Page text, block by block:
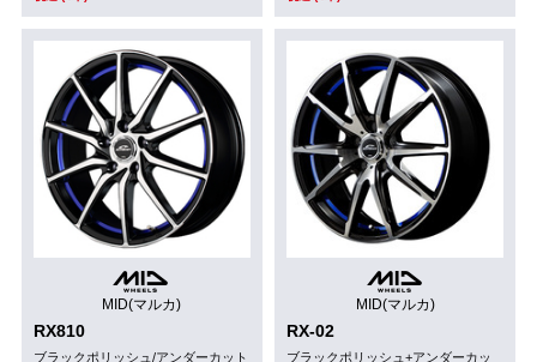
MID(マルカ)
RX810
ブラックポリッシュ/アンダーカット
MID(マルカ)
RX-02
ブラックポリッシュ+アンダーカッ